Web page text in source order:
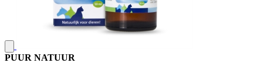
PUUR NATUUR